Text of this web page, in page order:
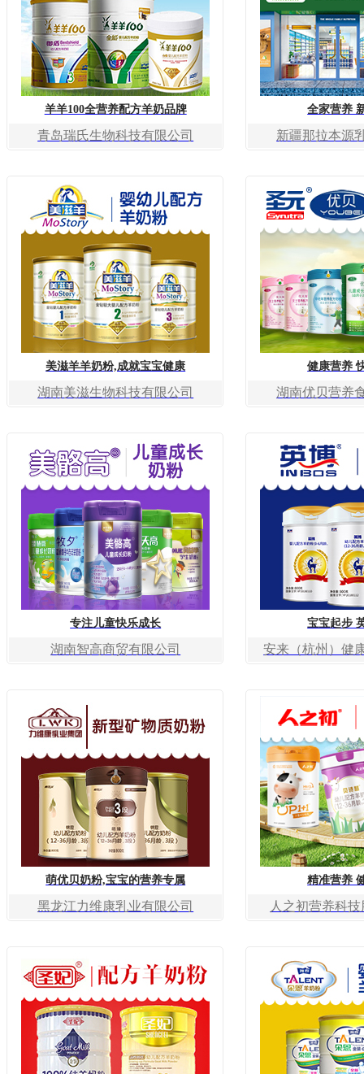
羊羊100全营养配方羊奶品牌
青岛瑞氏生物科技有限公司
全家营养
新疆那拉本源
美滋羊羊奶粉,成就宝宝健康
湖南美滋生物科技有限公司
健康营养
湖南优贝营养
专注儿童快乐成长
湖南智高商贸有限公司
宝宝起步
安来（杭州）健
萌优贝奶粉,宝宝的营养专属
黑龙江力维康乳业有限公司
精准营养
人之初营养科